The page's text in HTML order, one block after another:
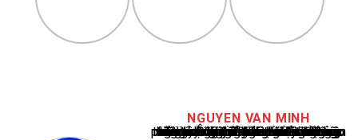
NGUYEN VAN MINH
Nguyễn Văn Minh là một trong những chuyên gia hàng đầu về báo cáo tin tức thể thao tại Việt Nam, với hơn 10 năm hoạt động trong ngành. Ông có kiến thức sâu rộng và kinh nghiệm đáng kể trong việc phân tích và báo cáo về các sự kiện thể thao hàng đầu. Sự hiểu biết sâu sắc của ông về ngành này đã giúp ông xây dựng uy tín và danh tiếng trong cộng đồng báo chí thể thao.